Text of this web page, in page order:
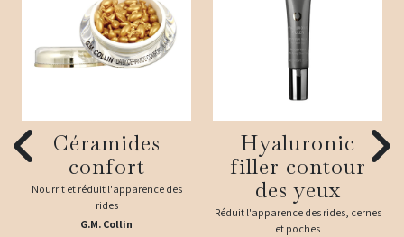
Céramides
confort
Nourrit et réduit l'apparence des
rides
G.M. Collin
Hyaluronic
filler contour
des yeux
Réduit l'apparence des rides, cernes
et poches